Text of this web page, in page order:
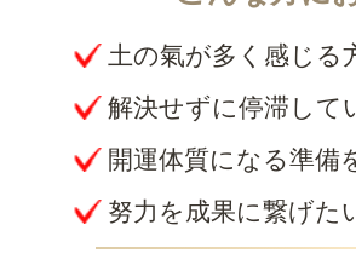
土の氣が多く感じる
解決せずに停滞して
開運体質になる準備
努力を成果に繋げた